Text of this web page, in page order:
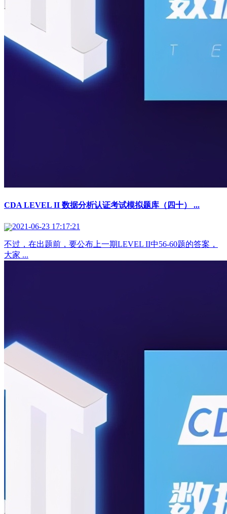
CDA LEVEL II 数据分析认证考试模拟题库（四十） ...
2021-06-23 17:17:21
不过，在出题前，要公布上一期LEVEL II中56-60题的答案，
大家 ...